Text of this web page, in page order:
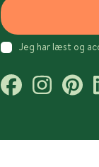
Jeg har læst og